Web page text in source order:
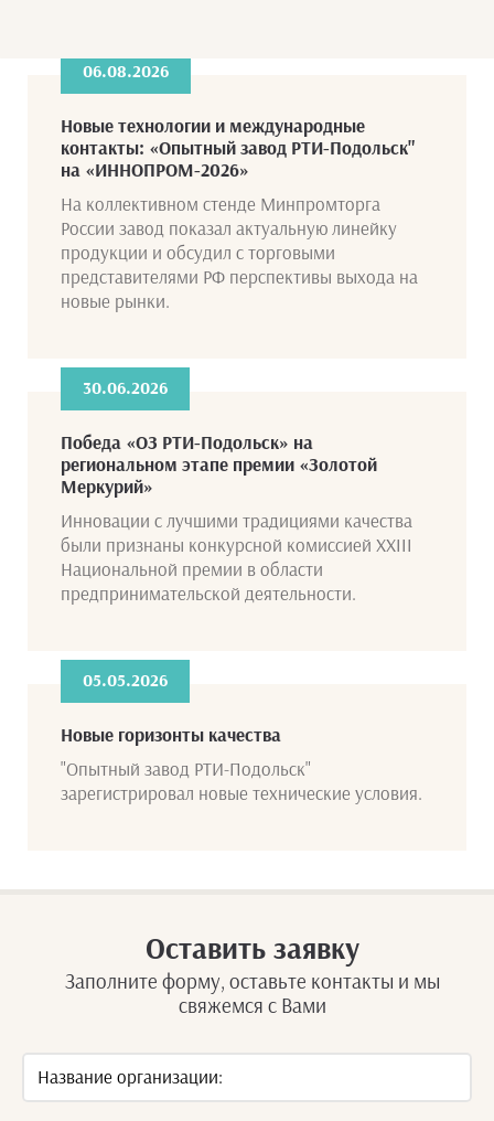
06.08.2026
Новые технологии и международные
контакты: «Опытный завод РТИ-Подольск"
на «ИННОПРОМ-2026»
На коллективном стенде Минпромторга
России завод показал актуальную линейку
продукции и обсудил с торговыми
представителями РФ перспективы выхода на
новые рынки.
30.06.2026
Победа «ОЗ РТИ-Подольск» на
региональном этапе премии «Золотой
Меркурий»
Инновации с лучшими традициями качества
были признаны конкурсной комиссией XXIII
Национальной премии в области
предпринимательской деятельности.
05.05.2026
Новые горизонты качества
"Опытный завод РТИ-Подольск"
зарегистрировал новые технические условия.
Оставить заявку
Заполните форму, оставьте контакты и мы
свяжемся с Вами